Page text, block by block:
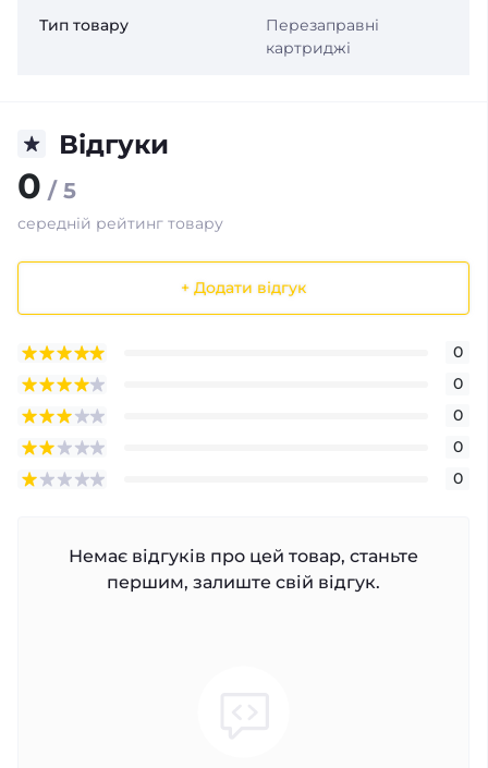
Тип товару
Перезаправні
картриджі
Відгуки
0 / 5
середній рейтинг товару
+ Додати відгук
0
0
0
0
0
Немає відгуків про цей товар, станьте
першим, залиште свій відгук.